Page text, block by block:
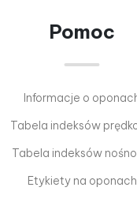
Pomoc
Informacje o
Tabela indeksów
Tabela indeksów
Etykiety na oponach